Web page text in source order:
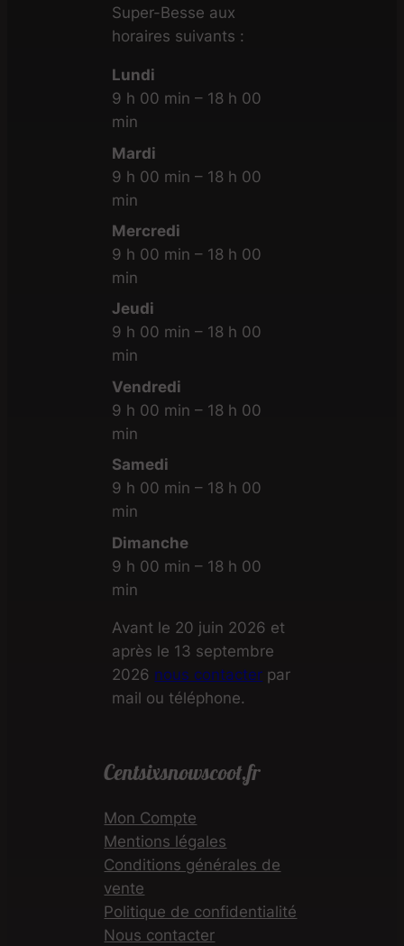
Super-Besse aux
horaires suivants :
Lundi
9 h 00 min – 18 h 00
min
Mardi
9 h 00 min – 18 h 00
min
Mercredi
9 h 00 min – 18 h 00
min
Jeudi
9 h 00 min – 18 h 00
min
Vendredi
9 h 00 min – 18 h 00
min
Samedi
9 h 00 min – 18 h 00
min
Dimanche
9 h 00 min – 18 h 00
min
Avant le 20 juin 2026 et
après le 13 septembre
2026 nous contacter par
mail ou téléphone.
Centsixsnowscoot.fr
Mon Compte
Mentions légales
Conditions générales de
vente
Politique de confidentialité
Nous contacter